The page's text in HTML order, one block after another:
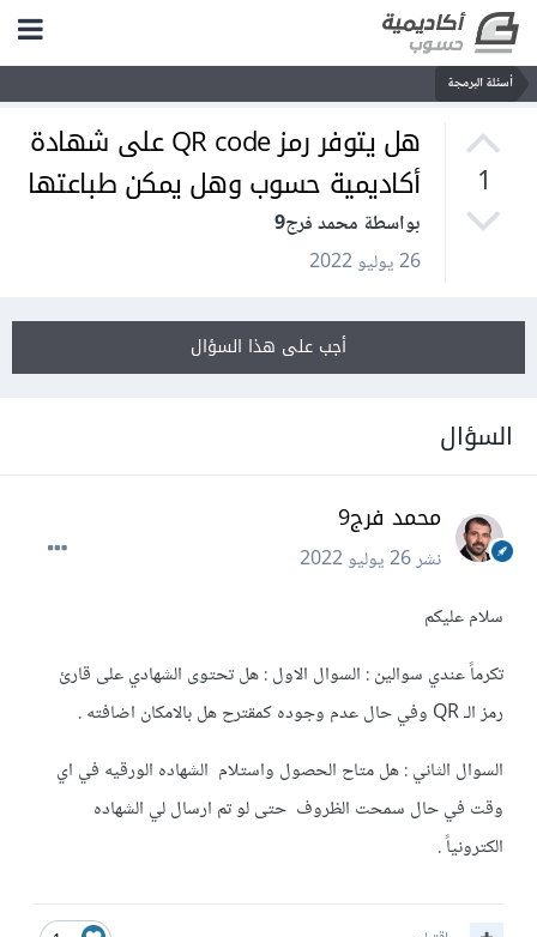
أسئلة البرمجة
1
هل يتوفر رمز QR code على شهادة
أكاديمية حسوب وهل يمكن طباعتها
بواسطة محمد فرج9
26 يوليو 2022
أجب على هذا السؤال
السؤال
محمد فرج9
نشر26 يوليو 2022
سلام عليكم
تكرماً عندي سوالين : السوال الاول : هل تحتوى الشهادي على قارئ
رمز الـ QR وفي حال عدم وجوده كمقترح هل بالامكان اضافته .
السوال الثاني : هل متاح الحصول واستلام الشهاده الورقيه في اي
وقت في حال سمحت الظروف حتى لو تم ارسال لي الشهاده
الكترونياً .